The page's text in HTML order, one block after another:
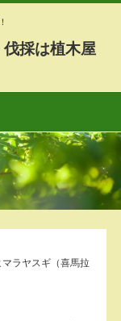
採は植木屋
マラヤスギ（喜馬拉